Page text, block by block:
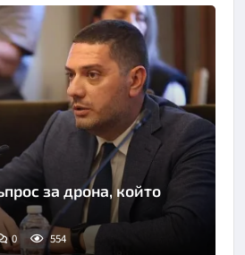
за дрона, който
0 554